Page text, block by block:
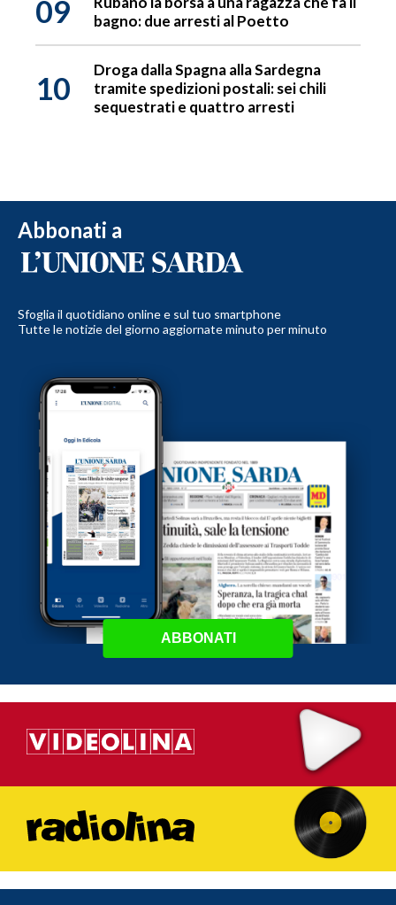
09
bagno: due arresti al Poetto
10
Droga dalla Spagna alla Sardegna
tramite spedizioni postali: sei chili
sequestrati e quattro arresti
Abbonati a
Sfoglia il quotidiano online e sul tuo smartphone
Tutte le notizie del giorno aggiornate minuto per minuto
ABBONATI